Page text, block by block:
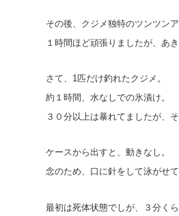
その後、クジメ独特のツンツン
１時間ほど頑張りましたが、あき
さて、1匹だけ釣れたクジメ。
約１時間、水なしでの氷漬け。
３０分以上は暴れてましたが、そ
ケースから出すと、動きなし。
念のため、口に針をして泳がせて
最初は死体状態でしが、３分く